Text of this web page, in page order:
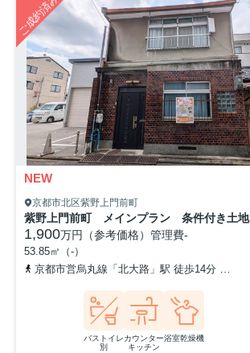
ご成約済み
NEW
京都市北区紫野上門前町
紫野上門前町 メインプラン 条件付き土地
1,900万円（参考価格） 管理費-
53.85㎡（-）
京都市営烏丸線「北大路」駅 徒歩14分
バストイレ
別
カウンター
キッチン
浴室乾燥機